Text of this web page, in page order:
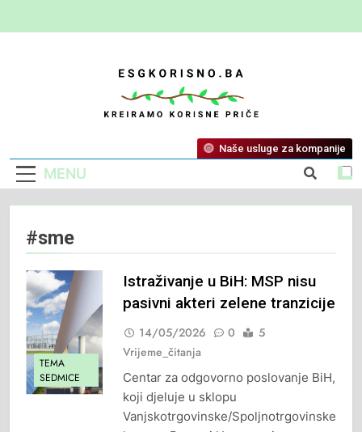
ESG Korisno
Kreiramo Korisne Priče
MENU
Naše usluge za kompanije
#sme
TEMA
SEDMICE
Istraživanje u BiH: MSP nisu
pasivni akteri zelene tranzicije
14/05/2026 0
5
Vrijeme_čitanja
Centar za odgovorno poslovanje BiH,
koji djeluje u sklopu
Vanjskotrgovinske/Spoljnotrgovinske